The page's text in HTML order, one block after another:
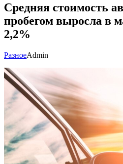
Средняя стоимость
пробегом выросла в
2,2%
РазноеAdmin